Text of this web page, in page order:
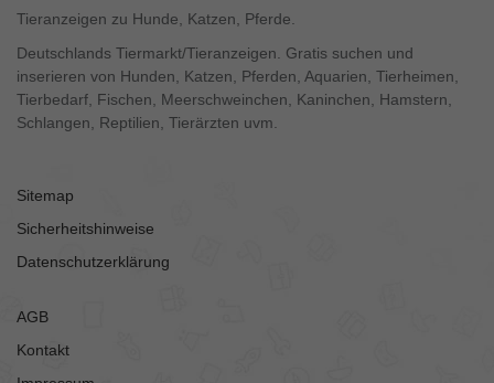
Tieranzeigen zu Hunde, Katzen, Pferde.
Deutschlands Tiermarkt/Tieranzeigen. Gratis suchen und
inserieren von Hunden, Katzen, Pferden, Aquarien, Tierheimen,
Tierbedarf, Fischen, Meerschweinchen, Kaninchen, Hamstern,
Schlangen, Reptilien, Tierärzten uvm.
Sitemap
Sicherheitshinweise
Datenschutzerklärung
AGB
Kontakt